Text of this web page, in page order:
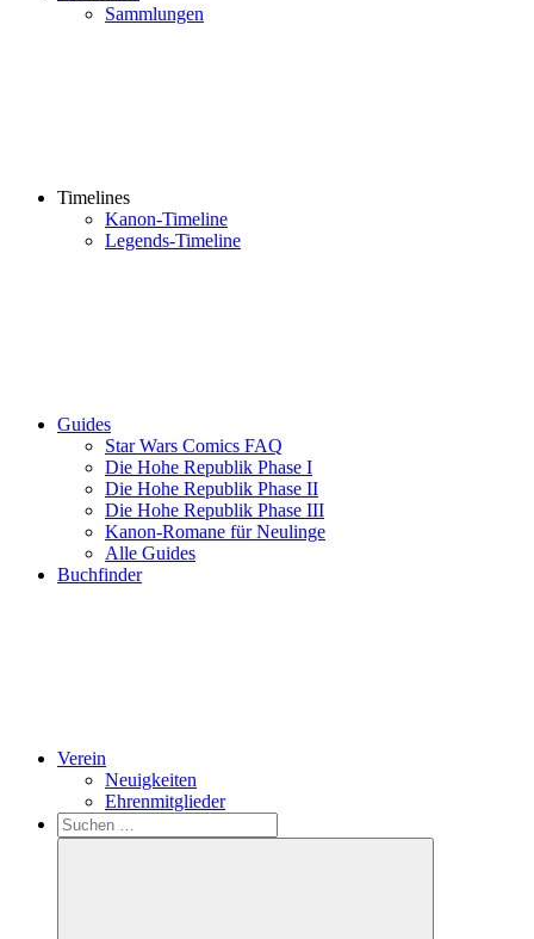
Sammlungen
Timelines
Kanon-Timeline
Legends-Timeline
Guides
Star Wars Comics FAQ
Die Hohe Republik Phase I
Die Hohe Republik Phase II
Die Hohe Republik Phase III
Kanon-Romane für Neulinge
Alle Guides
Buchfinder
Verein
Neuigkeiten
Ehrenmitglieder
Search
Suchen
nach: